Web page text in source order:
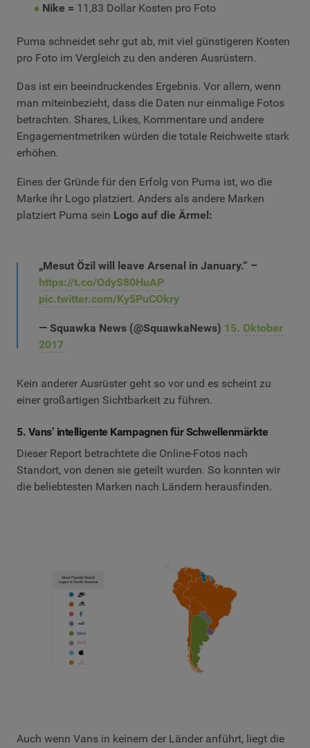
Nike = 11,83 Dollar Kosten pro Foto
Puma schneidet sehr gut ab, mit viel günstigeren Kosten
pro Foto im Vergleich zu den anderen Ausrüstern.
Das ist ein beeindruckendes Ergebnis. Vor allem, wenn
man miteinbezieht, dass die Daten nur einmalige Fotos
betrachten. Shares, Likes, Kommentare und andere
Engagementmetriken würden die totale Reichweite stark
erhöhen.
Eines der Gründe für den Erfolg von Puma ist, wo die
Marke ihr Logo platziert. Anders als andere Marken
platziert Puma sein Logo auf die Ärmel:
„Mesut Özil will leave Arsenal in January.“ –
https://t.co/OdyS80HuAP
pic.twitter.com/Ky5PuCOkry
— Squawka News (@SquawkaNews) 15. Oktober
2017
Kein anderer Ausrüster geht so vor und es scheint zu
einer großartigen Sichtbarkeit zu führen.
5. Vans’ intelligente Kampagnen für Schwellenmärkte
Dieser Report betrachtete die Online-Fotos nach
Standort, von denen sie geteilt wurden. So konnten wir
die beliebtesten Marken nach Ländern herausfinden.
Auch wenn Vans in keinem der Länder anführt, liegt die